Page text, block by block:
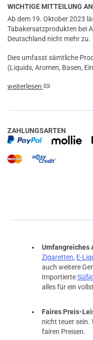
WICHTIGE MITTEILUNG
Ab dem 19. Oktober 2023
Tabakersatzprodukten bei
Deutschland nicht mehr zu.
Dies umfasst sämtliche
(Liquids, Aromen, Basen,
weiterlesen
ZAHLUNGSARTEN
Umfangreiches
Zigaretten, E-
auch weitere
Importierte
alles für ein
Faires Preis-
nicht teuer sein.
fairen Preisen.